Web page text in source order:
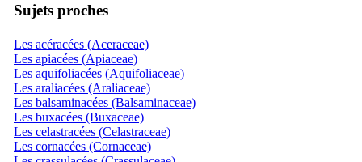
Sujets proches
Les acéracées (Aceraceae)
Les apiacées (Apiaceae)
Les aquifoliacées (Aquifoliaceae)
Les araliacées (Araliaceae)
Les balsaminacées (Balsaminaceae)
Les buxacées (Buxaceae)
Les celastracées (Celastraceae)
Les cornacées (Cornaceae)